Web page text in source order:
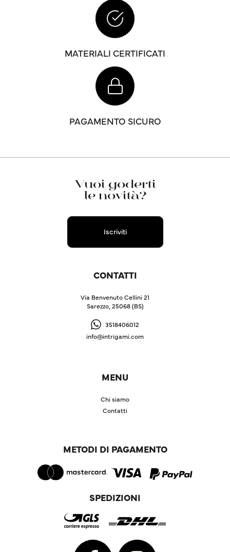
MATERIALI CERTIFICATI
PAGAMENTO SICURO
Vuoi goderti
le novità?
Iscriviti
CONTATTI
Via Benvenuto Cellini 21
Sarezzo, 25068 (BS)
3518406012
info@intrigami.com
MENU
Chi siamo
Contatti
METODI DI PAGAMENTO
SPEDIZIONI